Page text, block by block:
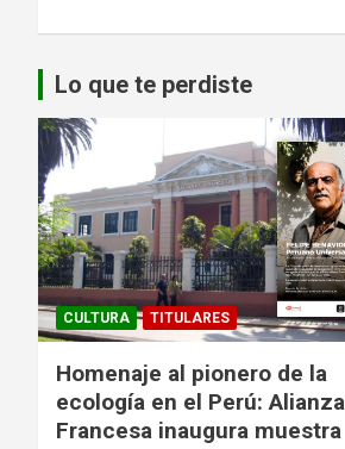
Lo que te perdiste
CULTURA TITULARES
Homenaje al pionero de la
ecología en el Perú: Alianza
Francesa inaugura muestra